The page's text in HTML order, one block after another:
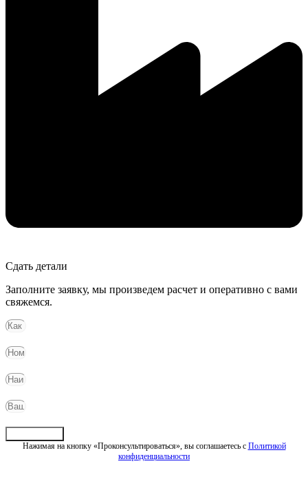
Сдать детали
Заполните заявку, мы произведем расчет и оперативно с вами
свяжемся.
Нажимая на кнопку «Проконсультироваться», вы соглашаетесь с Политикой
конфиденциальности